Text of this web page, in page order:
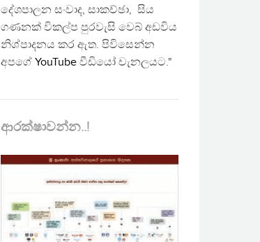
දේශපාලන සංවාද, සාකච්ඡා, සිය
ගණනක් විකල්ප පුරවැසි වෙබ් අඩවිය
නිශ්පාදනය කර ඇත. පිවිසෙන්න
අපගේ YouTube වීඩියෝ චැනලයට."
ආරක්ෂාවන්න..!